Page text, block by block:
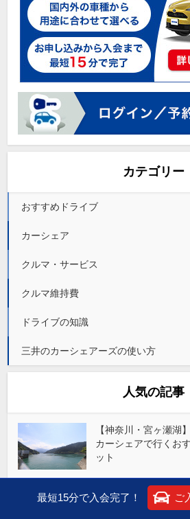
カテゴリー
おすすめドライブ
カーシェア
クルマ・サービス
クルマ維持費
ドライブの知識
三井のカーシェアーズの使い方
人気の記事
【神奈川・宮ヶ瀬湖
カーシェアで行くお
ット
【神奈川・宮ヶ瀬湖
カーシェアで行くお
最短15分で入会完了！ ご